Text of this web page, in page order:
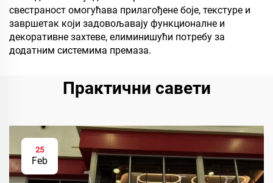
свестраност омогућава прилагођене боје, текстуре и
завршетак који задовољавају функционалне и
декоративне захтеве, елиминишући потребу за
додатним системима премаза.
Практични савети
25
Feb